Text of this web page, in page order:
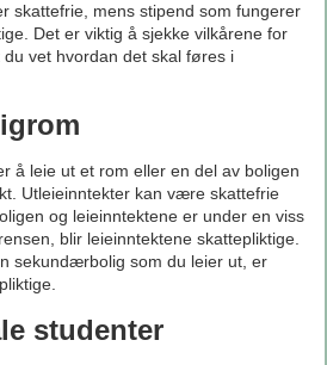
skattefrie, mens stipend som fungerer
Det er viktig å sjekke vilkårene for
vet hvordan det skal føres i
å leie ut et rom eller en del av boligen
Utleieinntekter kan være skattefrie
og leieinntektene er under en viss
blir leieinntektene skattepliktige.
sekundærbolig som du leier ut, er
studenter